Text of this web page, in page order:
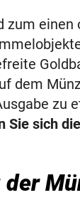
zum
dem
zu
Sie sich
der